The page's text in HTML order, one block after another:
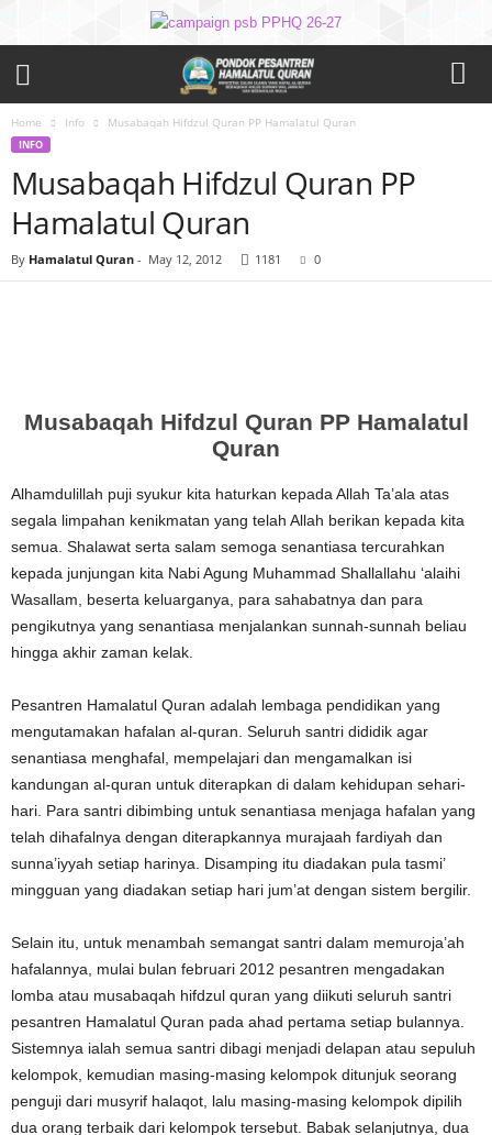
Home Info Musabaqah Hifdzul Quran PP Hamalatul Quran
INFO
Musabaqah Hifdzul Quran PP
Hamalatul Quran
By Hamalatul Quran - May 12, 2012 1181 0
Musabaqah Hifdzul Quran PP Hamalatul
Quran
Alhamdulillah puji syukur kita haturkan kepada Allah Ta’ala atas
segala limpahan kenikmatan yang telah Allah berikan kepada kita
semua. Shalawat serta salam semoga senantiasa tercurahkan
kepada junjungan kita Nabi Agung Muhammad Shallallahu ‘alaihi
Wasallam, beserta keluarganya, para sahabatnya dan para
pengikutnya yang senantiasa menjalankan sunnah-sunnah beliau
hingga akhir zaman kelak.
Pesantren Hamalatul Quran adalah lembaga pendidikan yang
mengutamakan hafalan al-quran. Seluruh santri dididik agar
senantiasa menghafal, mempelajari dan mengamalkan isi
kandungan al-quran untuk diterapkan di dalam kehidupan sehari-
hari. Para santri dibimbing untuk senantiasa menjaga hafalan yang
telah dihafalnya dengan diterapkannya murajaah fardiyah dan
sunna’iyyah setiap harinya. Disamping itu diadakan pula tasmi’
mingguan yang diadakan setiap hari jum’at dengan sistem bergilir.
Selain itu, untuk menambah semangat santri dalam memuroja’ah
hafalannya, mulai bulan februari 2012 pesantren mengadakan
lomba atau musabaqah hifdzul quran yang diikuti seluruh santri
pesantren Hamalatul Quran pada ahad pertama setiap bulannya.
Sistemnya ialah semua santri dibagi menjadi delapan atau sepuluh
kelompok, kemudian masing-masing kelompok ditunjuk seorang
penguji dari musyrif halaqot, lalu masing-masing kelompok dipilih
dua orang terbaik dari kelompok tersebut. Babak selanjutnya, dua